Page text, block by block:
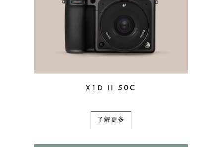
X1D II 50C
了解更多